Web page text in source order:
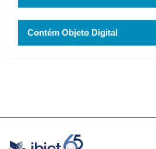
Contém Objeto Digital